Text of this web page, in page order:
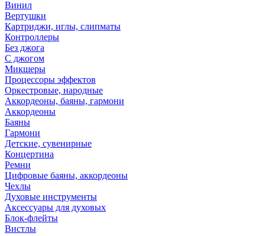
Винил
Вертушки
Картриджи, иглы, слипматы
Контроллеры
Без джога
С джогом
Микшеры
Процессоры эффектов
Оркестровые, народные
Аккордеоны, баяны, гармони
Аккордеоны
Баяны
Гармони
Детские, сувенирные
Концертина
Ремни
Цифровые баяны, аккордеоны
Чехлы
Духовые инструменты
Аксессуары для духовых
Блок-флейты
Вистлы